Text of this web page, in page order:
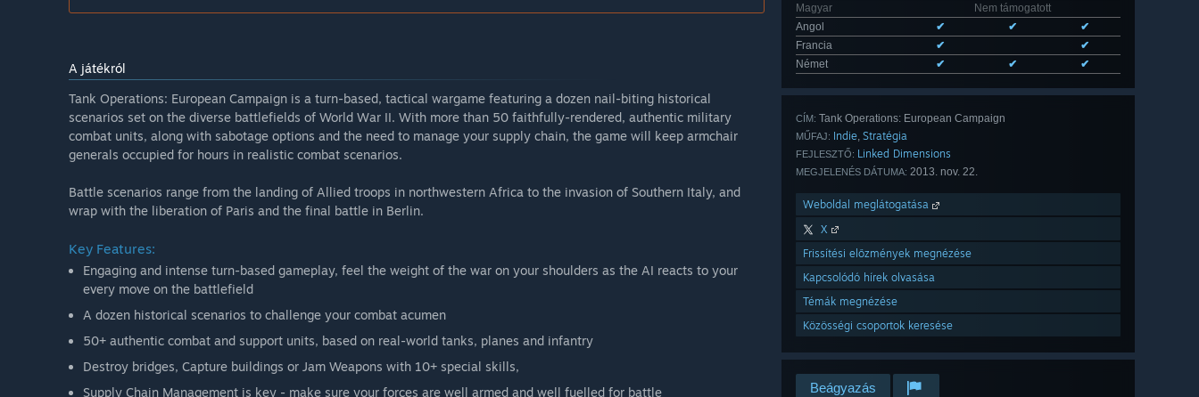
Magyar
Nem támogatott
Angol
✔ ✔
✔
Francia
✔
✔
Német
✔ ✔ ✔
CÍM: Tank Operations: European Campaign
MŰFAJ: Indie, Stratégia
FEJLESZTŐ: Linked Dimensions
MEGJELENÉS DÁTUMA: 2013. nov. 22.
Weboldal meglátogatása
X
Frissítési előzmények megnézése
Kapcsolódó hírek olvasása
Témák megnézése
Közösségi csoportok keresése
Beágyazás
A játékról
Tank Operations: European Campaign is a turn-based, tactical wargame featuring a dozen nail-biting historical
scenarios set on the diverse battlefields of World War II. With more than 50 faithfully-rendered, authentic military
combat units, along with sabotage options and the need to manage your supply chain, the game will keep armchair
generals occupied for hours in realistic combat scenarios.
Battle scenarios range from the landing of Allied troops in northwestern Africa to the invasion of Southern Italy, and
wrap with the liberation of Paris and the final battle in Berlin.
Key Features:
Engaging and intense turn-based gameplay, feel the weight of the war on your shoulders as the AI reacts to your
every move on the battlefield
A dozen historical scenarios to challenge your combat acumen
50+ authentic combat and support units, based on real-world tanks, planes and infantry
Destroy bridges, Capture buildings or Jam Weapons with 10+ special skills,
Supply Chain Management is key - make sure your forces are well armed and well fuelled for battle